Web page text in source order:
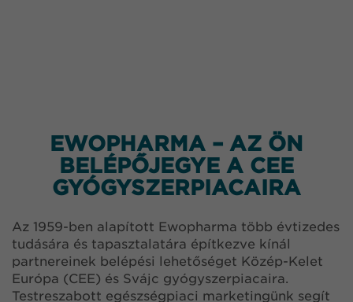
EWOPHARMA – AZ ÖN
BELÉPŐJEGYE A CEE
GYÓGYSZERPIACAIRA
Az 1959-ben alapított Ewopharma több évtizedes
tudására és tapasztalatára építkezve kínál
partnereinek belépési lehetőséget Közép-Kelet
Európa (CEE) és Svájc gyógyszerpiacaira.
Testreszabott egészségpiaci marketingünk segít